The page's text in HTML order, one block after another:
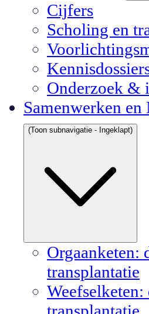
Cijfers
Scholing en
Onderzoek &
Samenwerken en
(Toon subnavigatie - Ingeklapt)
Orgaanketen:
transplantatie